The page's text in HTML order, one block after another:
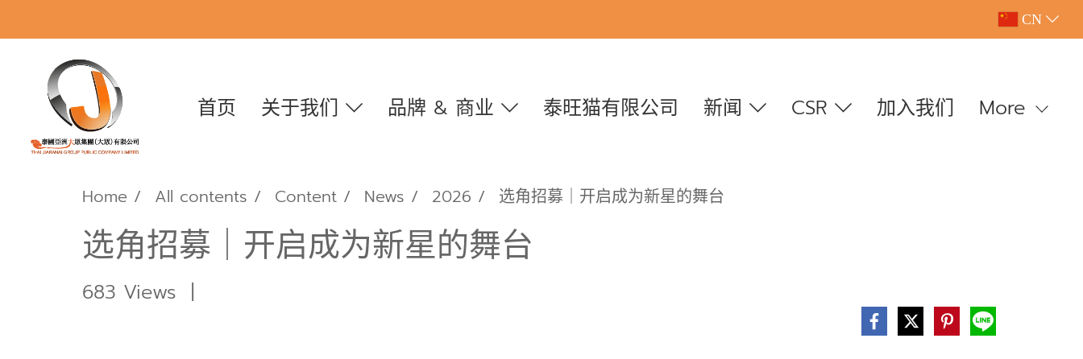
CN
首页 关于我们 品牌 & 商业 泰旺猫有限公司 新闻 CSR 加入我们 More
Home All contents Content News 2026 选角招募｜开启成为新星的舞台
选角招募｜开启成为新星的舞台
683 Views |